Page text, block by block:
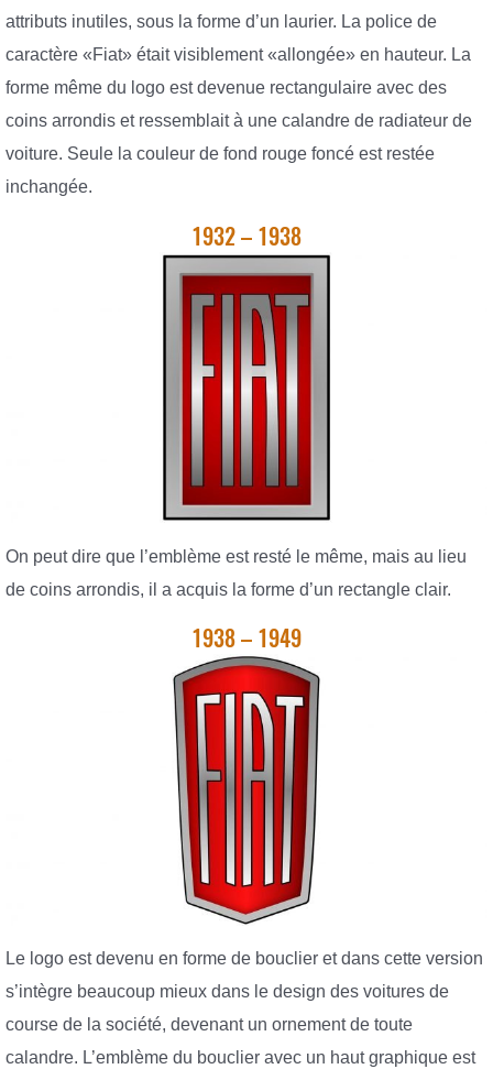
attributs inutiles, sous la forme d’un laurier. La police de
caractère «Fiat» était visiblement «allongée» en hauteur. La
forme même du logo est devenue rectangulaire avec des
coins arrondis et ressemblait à une calandre de radiateur de
voiture. Seule la couleur de fond rouge foncé est restée
inchangée.
1932 – 1938
On peut dire que l’emblème est resté le même, mais au lieu
de coins arrondis, il a acquis la forme d’un rectangle clair.
1938 – 1949
Le logo est devenu en forme de bouclier et dans cette version
s’intègre beaucoup mieux dans le design des voitures de
course de la société, devenant un ornement de toute
calandre. L’emblème du bouclier avec un haut graphique est